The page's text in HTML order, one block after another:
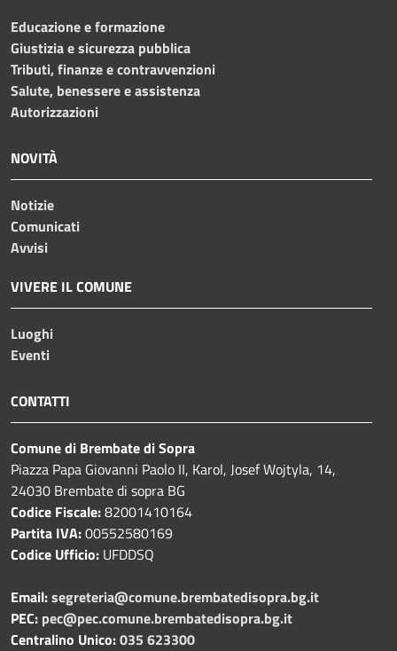
Educazione e formazione
Giustizia e sicurezza pubblica
Tributi, finanze e contravvenzioni
Salute, benessere e assistenza
Autorizzazioni
NOVITÀ
Notizie
Comunicati
Avvisi
VIVERE IL COMUNE
Luoghi
Eventi
CONTATTI
Comune di Brembate di Sopra
Piazza Papa Giovanni Paolo II, Karol, Josef Wojtyla, 14,
24030 Brembate di sopra BG
Codice Fiscale:82001410164
Partita IVA:00552580169
Codice Ufficio: UFDDSQ
Email:segreteria@comune.brembatedisopra.bg.it
PEC: pec@pec.comune.brembatedisopra.bg.it
Centralino Unico:035 623300